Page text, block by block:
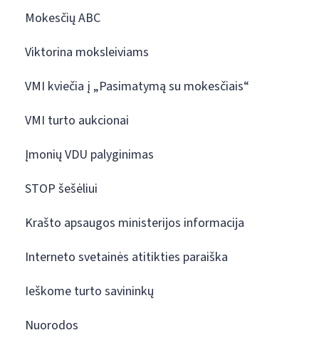
Mokesčių ABC
Viktorina moksleiviams
VMI kviečia į „Pasimatymą su mokesčiais“
VMI turto aukcionai
Įmonių VDU palyginimas
STOP šešėliui
Krašto apsaugos ministerijos informacija
Interneto svetainės atitikties paraiška
Ieškome turto savininkų
Nuorodos